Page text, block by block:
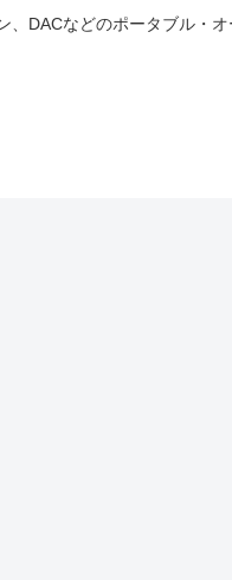
、DACなどのポータブル・